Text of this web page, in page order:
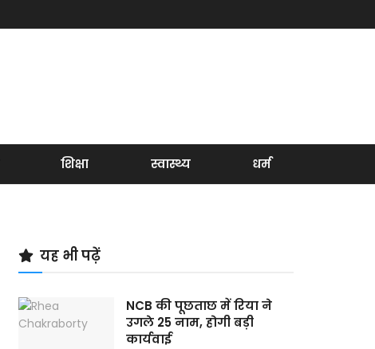
शिक्षा स्वास्थ्य धर्म
यह भी पढ़ें
NCB की पूछताछ में रिया ने
उगले 25 नाम, होगी बड़ी
कार्यवाई